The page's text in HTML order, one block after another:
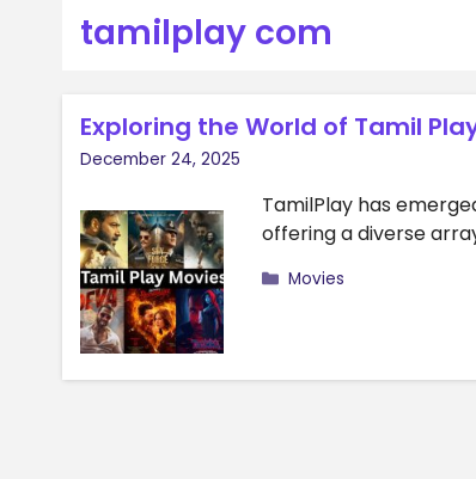
tamilplay com
Exploring the World of Tamil
December 24, 2025
TamilPlay has
offering a diverse
Categories
Movies